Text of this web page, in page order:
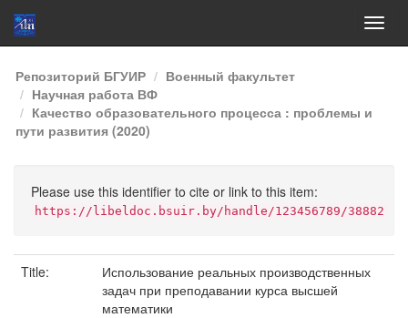
Skip
navigation
Репозиторий БГУИР
Военный факультет
Научная работа ВФ
Качество образовательного процесса : проблемы и
пути развития (2020)
Please use this identifier to cite or link to this item:
https://libeldoc.bsuir.by/handle/123456789/38882
Title:
Использование реальных производственных
задач при преподавании курса высшей
математики